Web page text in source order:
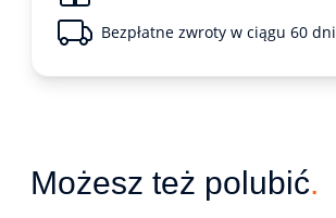
Bezpłatne zwroty w ciągu 60 dni
Możesz też polubić.